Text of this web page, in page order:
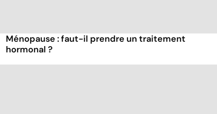
Ménopause : faut-il prendre un traitement
hormonal ?